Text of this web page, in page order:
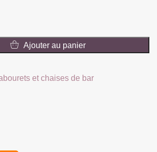
Ajouter au panier
et chaises de bar